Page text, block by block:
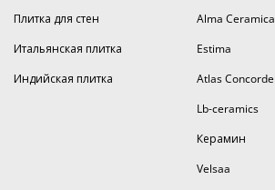
Плитка для стен
Итальянская плитка
Индийская плитка
Alma Ceramica
Estima
Atlas Concorde
Lb-ceramics
Керамин
Velsaa